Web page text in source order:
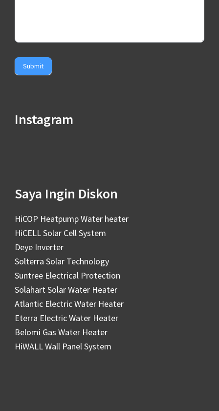
Submit
Instagram
Saya Ingin Diskon
HiCOP Heatpump Water heater
HiCELL Solar Cell System
Deye Inverter
Solterra Solar Technology
Suntree Electrical Protection
Solahart Solar Water Heater
Atlantic Electric Water Heater
Eterra Electric Water Heater
Belomi Gas Water Heater
HiWALL Wall Panel System